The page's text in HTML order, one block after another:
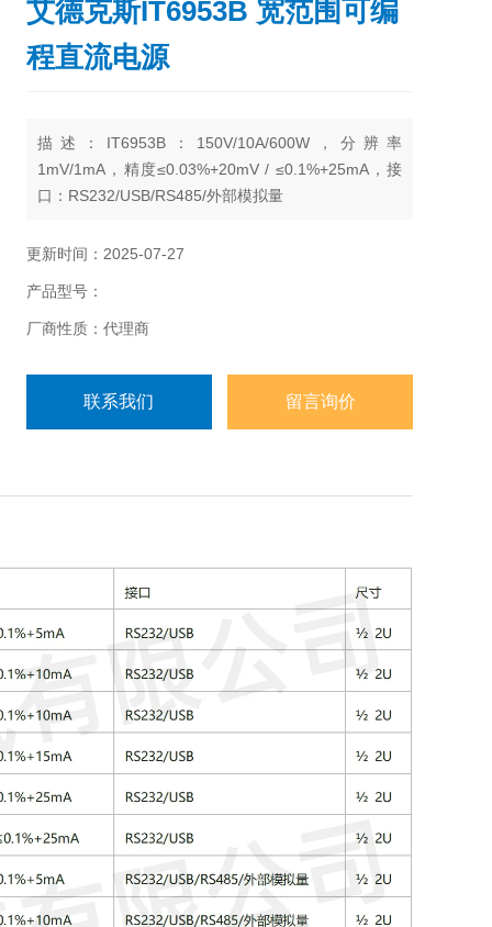
艾德克斯IT6953B 宽范围可编
程直流电源
描述： IT6953B：150V/10A/600W，分辨率
1mV/1mA，精度≤0.03%+20mV / ≤0.1%+25mA，接
口：RS232/USB/RS485/外部模拟量
更新时间：2025-07-27
产品型号：
厂商性质：代理商
联系我们 留言询价